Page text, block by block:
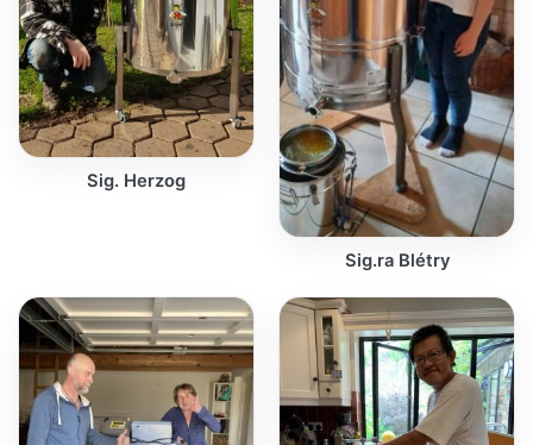
Sig. Herzog
Sig.ra Blétry